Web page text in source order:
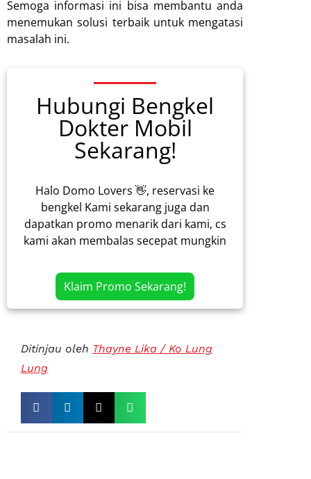
Semoga informasi ini bisa membantu anda
menemukan solusi terbaik untuk mengatasi
masalah ini.
Hubungi Bengkel
Dokter Mobil
Sekarang!
Halo Domo Lovers 👋, reservasi ke
bengkel Kami sekarang juga dan
dapatkan promo menarik dari kami, cs
kami akan membalas secepat mungkin
Klaim Promo Sekarang!
Ditinjau oleh Thayne Lika / Ko Lung
Lung